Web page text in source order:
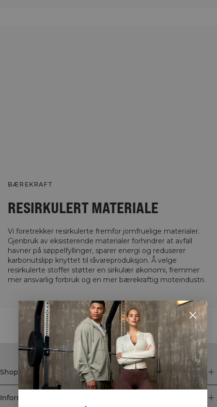
BÆREKRAFT
RESIRKULERT MATERIALE
Vi foretrekker resirkulerte fremfor jomfruelige materialer.
Gjenbruk av eksisterende materialer forhindrer at avfall
havner på søppelfyllinger, sparer energi og reduserer
karbonutslipp knyttet til råvareproduksjon. Å velge
resirkulerte stoffer støtter en sirkulær økonomi, fremmer
mer ansvarlig forbruk og en mer bærekraftig moteindustri.
STYLE WITH
Shop
Informasjon